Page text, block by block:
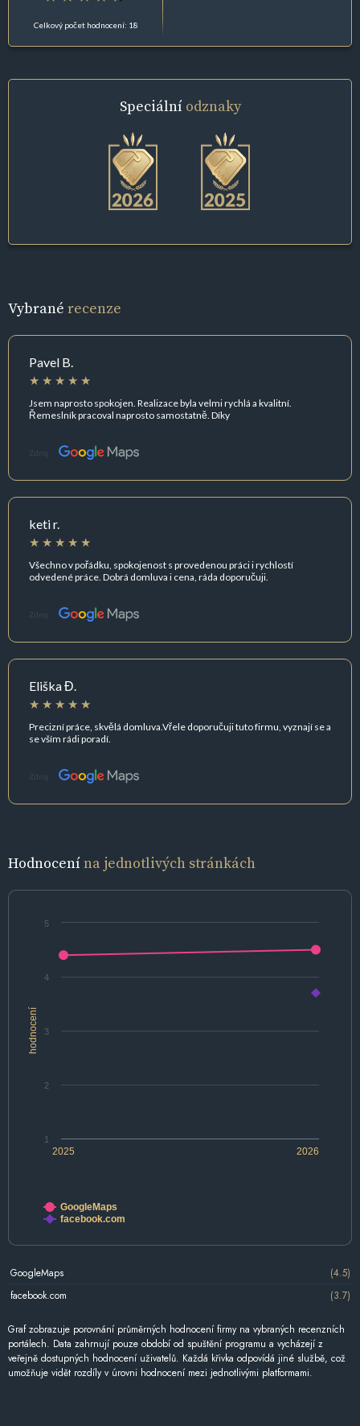
Celkový počet hodnocení: 18
Speciální odznaky
Vybrané recenze
Pavel B.
Jsem naprosto spokojen. Realizace byla velmi rychlá a kvalitní.
Řemeslník pracoval naprosto samostatně. Díky
Zdroj:
keti r.
Všechno v pořádku, spokojenost s provedenou práci i rychlostí
odvedené práce. Dobrá domluva i cena, ráda doporučuji.
Zdroj:
Eliška Đ.
Precizní práce, skvělá domluva.Vřele doporučuji tuto firmu, vyznají se a
se vším rádi poradí.
Zdroj:
Hodnocenína jednotlivých stránkách
hodnocení
2025 2026
1
2
3
4
5
GoogleMaps
facebook.com
GoogleMaps
(4.5)
facebook.com
(3.7)
Graf zobrazuje porovnání průměrných hodnocení firmy na vybraných recenzních
portálech. Data zahrnují pouze období od spuštění programu a vycházejí z
veřejně dostupných hodnocení uživatelů. Každá křivka odpovídá jiné službě, což
umožňuje vidět rozdíly v úrovni hodnocení mezi jednotlivými platformami.